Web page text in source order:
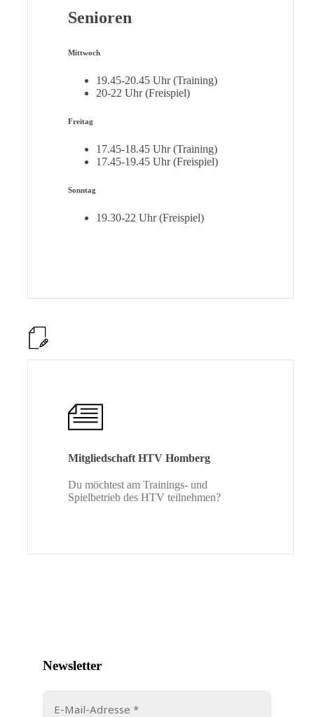
Senioren
Mittwoch
19.45-20.45 Uhr (Training)
20-22 Uhr (Freispiel)
Freitag
17.45-18.45 Uhr (Training)
17.45-19.45 Uhr (Freispiel)
Sonntag
19.30-22 Uhr (Freispiel)
Mitgliedschaft HTV Homberg
Du möchtest am Trainings- und
Spielbetrieb des HTV teilnehmen?
Newsletter